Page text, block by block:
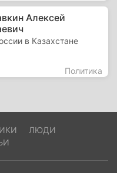
Алексей
в Казахстане
Политика
ЛЮДИ